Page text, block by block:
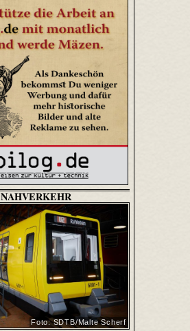
NAHVERKEHR
Foto: SDTB/Malte Scherf